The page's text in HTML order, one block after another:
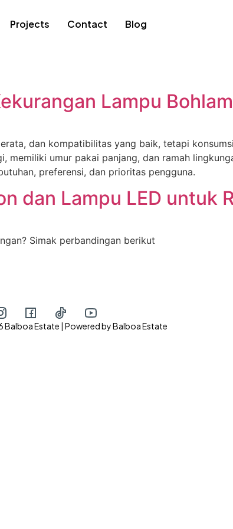
Projects Contact Blog
Lampu
dan kompatibilitas yang baik, tetapi
memiliki umur pakai panjang, dan ramah
preferensi, dan prioritas pengguna.
dan Lampu LED untuk
Simak perbandingan berikut
Estate | Powered by Balboa Estate